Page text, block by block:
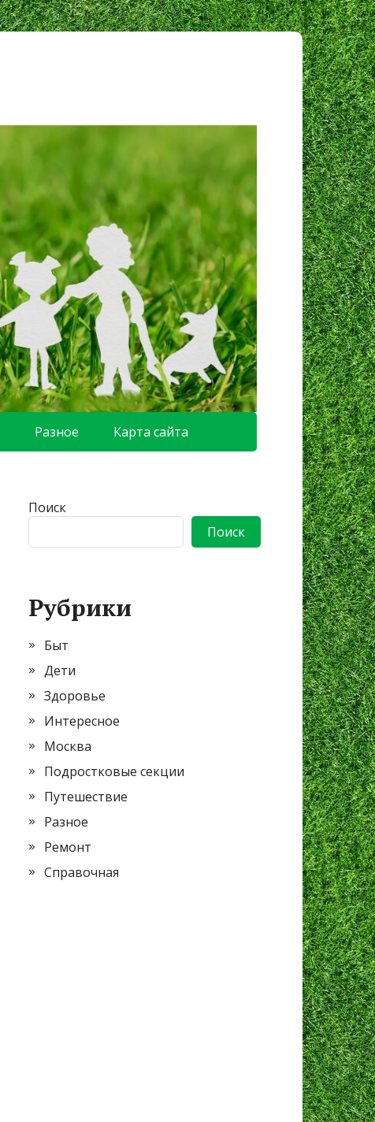
Разное Карта сайта
Поиск
Поиск
Рубрики
Быт
Дети
Здоровье
Интересное
Москва
Подростковые секции
Путешествие
Разное
Ремонт
Справочная